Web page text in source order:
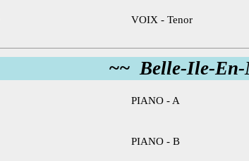
VOIX - Tenor
~~ Belle-Ile-
PIANO - A
PIANO - B